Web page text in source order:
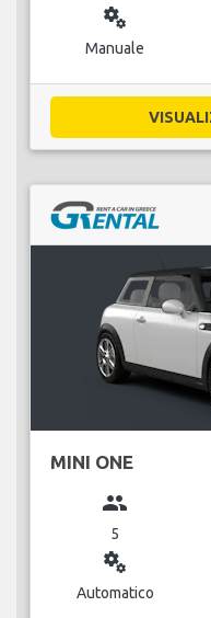
miscellaneous_services
Manuale
MINI ONE
group
5
miscellaneous_services
Automatico